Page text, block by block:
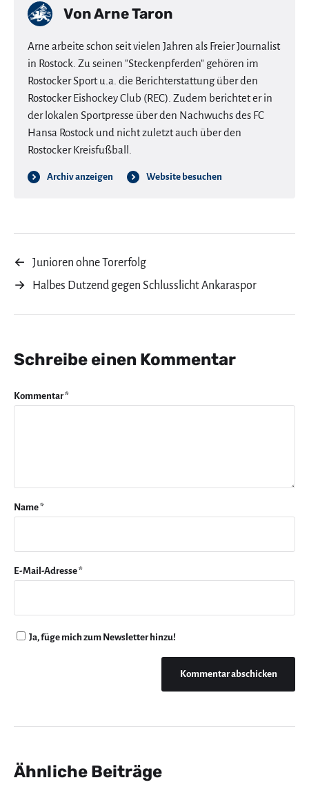
VonArne Taron
Arne arbeite schon seit vielen Jahren als Freier Journalist
in Rostock. Zu seinen "Steckenpferden" gehören im
Rostocker Sport u.a. die Berichterstattung über den
Rostocker Eishockey Club (REC). Zudem berichtet er in
der lokalen Sportpresse über den Nachwuchs des FC
Hansa Rostock und nicht zuletzt auch über den
Rostocker Kreisfußball.
Archiv anzeigen Website besuchen
←
Junioren ohne Torerfolg
→
Halbes Dutzend gegen Schlusslicht Ankaraspor
Schreibe einen Kommentar
Kommentar*
Name*
E-Mail-Adresse*
Ja, füge mich zum Newsletter hinzu!
Ähnliche Beiträge